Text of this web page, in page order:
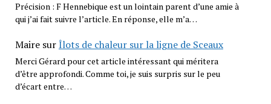
Précision : F Hennebique est un lointain parent d’une amie à
qui j’ai fait suivre l’article. En réponse, elle m’a…
MairesurÎlots de chaleur sur la ligne de Sceaux
Merci Gérard pour cet article intéressant qui méritera
d’être approfondi. Comme toi, je suis surpris sur le peu
d’écart entre…